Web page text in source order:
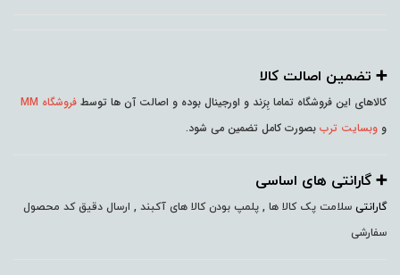
➕️ تضمین اصالت کالا
کالاهای این فروشگاه تماما بِرَند و اورجینال بوده و اصالت آن ها توسط فروشگاه MM
و وبسایت ترب بصورت کامل تضمین می شود.
➕️ گارانتی های اساسی
گارانتی سلامت پک کالا ها , پلمپ بودن کالا های آکبند , ارسال دقیق کد محصول
سفارشی